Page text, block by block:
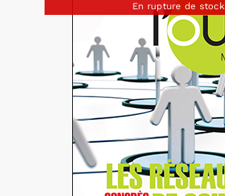
En rupture de stock